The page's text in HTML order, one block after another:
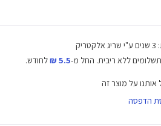
החל מ-5.5 ₪ לחודש.
אותנו על מוצר זה
הדפסה